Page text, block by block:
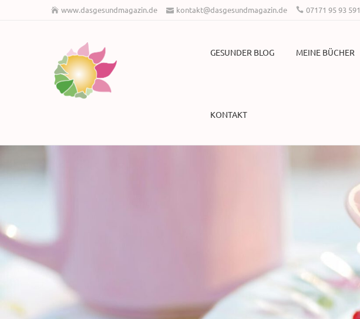
www.dasgesundmagazin.de kontakt@dasgesundmagazin.de 07171 95 93 591
GESUNDER BLOG MEINE BÜCHER
KONTAKT